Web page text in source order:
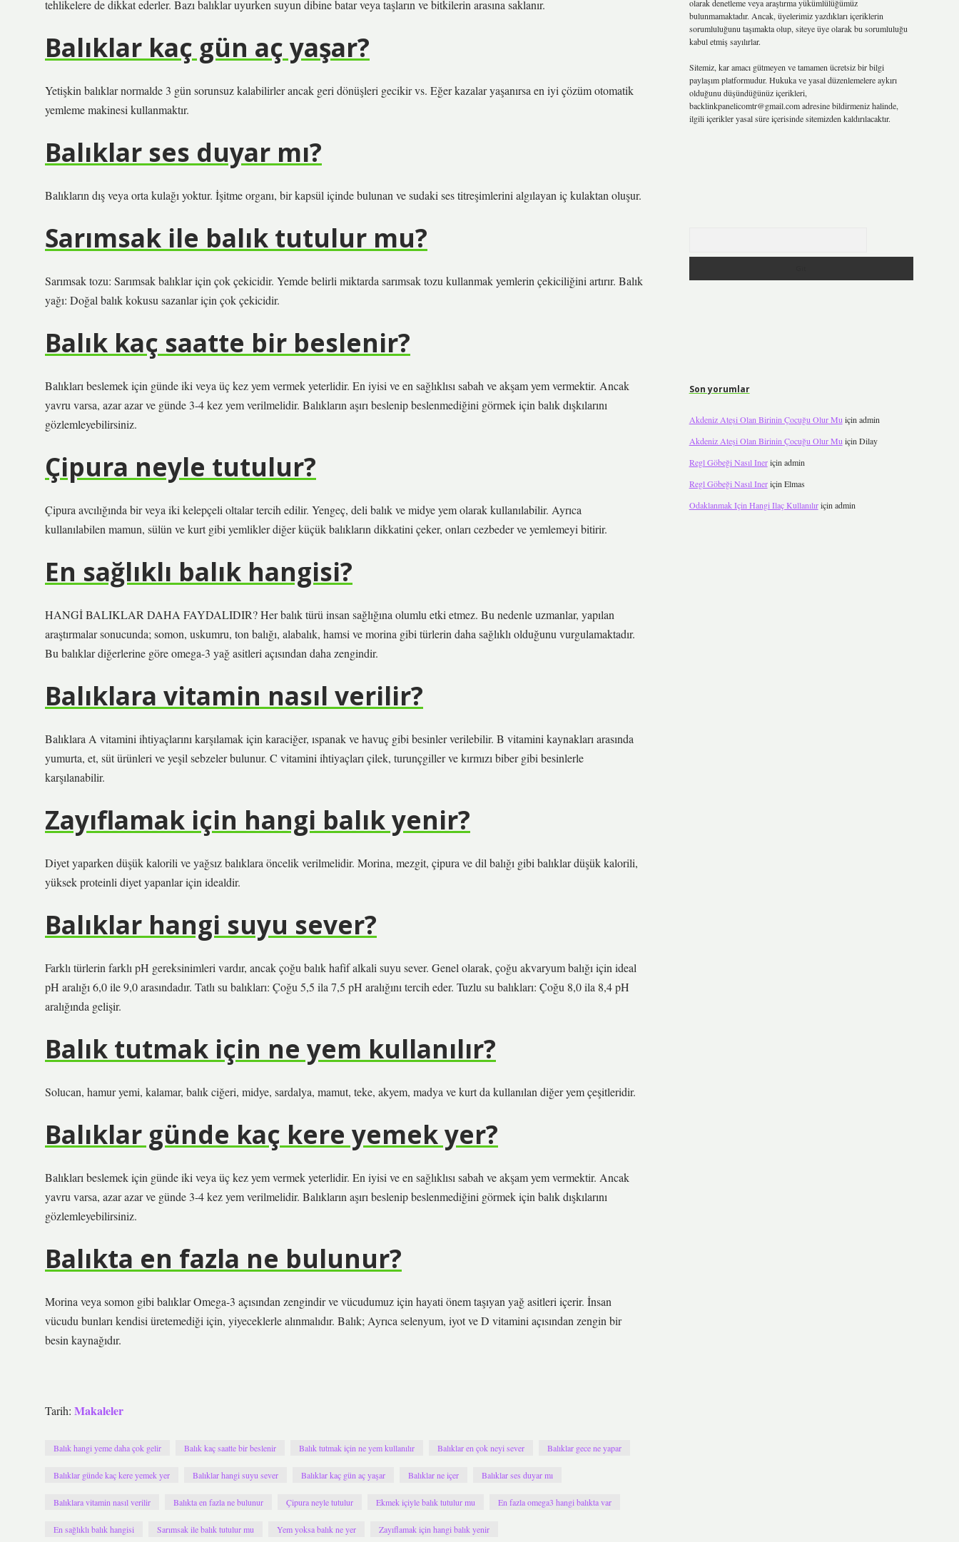
tehlikelere de dikkat ederler. Bazı balıklar uyurken suyun dibine batar veya taşların ve bitkilerin arasına saklanır.
Balıklar kaç gün aç yaşar?
Yetişkin balıklar normalde 3 gün sorunsuz kalabilirler ancak geri dönüşleri gecikir vs. Eğer kazalar yaşanırsa en iyi çözüm otomatik
yemleme makinesi kullanmaktır.
Balıklar ses duyar mı?
Balıkların dış veya orta kulağı yoktur. İşitme organı, bir kapsül içinde bulunan ve sudaki ses titreşimlerini algılayan iç kulaktan oluşur.
Sarımsak ile balık tutulur mu?
Sarımsak tozu: Sarımsak balıklar için çok çekicidir. Yemde belirli miktarda sarımsak tozu kullanmak yemlerin çekiciliğini artırır. Balık
yağı: Doğal balık kokusu sazanlar için çok çekicidir.
Balık kaç saatte bir beslenir?
Balıkları beslemek için günde iki veya üç kez yem vermek yeterlidir. En iyisi ve en sağlıklısı sabah ve akşam yem vermektir. Ancak
yavru varsa, azar azar ve günde 3-4 kez yem verilmelidir. Balıkların aşırı beslenip beslenmediğini görmek için balık dışkılarını
gözlemleyebilirsiniz.
Çipura neyle tutulur?
Çipura avcılığında bir veya iki kelepçeli oltalar tercih edilir. Yengeç, deli balık ve midye yem olarak kullanılabilir. Ayrıca
kullanılabilen mamun, sülün ve kurt gibi yemlikler diğer küçük balıkların dikkatini çeker, onları cezbeder ve yemlemeyi bitirir.
En sağlıklı balık hangisi?
HANGİ BALIKLAR DAHA FAYDALIDIR? Her balık türü insan sağlığına olumlu etki etmez. Bu nedenle uzmanlar, yapılan
araştırmalar sonucunda; somon, uskumru, ton balığı, alabalık, hamsi ve morina gibi türlerin daha sağlıklı olduğunu vurgulamaktadır.
Bu balıklar diğerlerine göre omega-3 yağ asitleri açısından daha zengindir.
Balıklara vitamin nasıl verilir?
Balıklara A vitamini ihtiyaçlarını karşılamak için karaciğer, ıspanak ve havuç gibi besinler verilebilir. B vitamini kaynakları arasında
yumurta, et, süt ürünleri ve yeşil sebzeler bulunur. C vitamini ihtiyaçları çilek, turunçgiller ve kırmızı biber gibi besinlerle
karşılanabilir.
Zayıflamak için hangi balık yenir?
Diyet yaparken düşük kalorili ve yağsız balıklara öncelik verilmelidir. Morina, mezgit, çipura ve dil balığı gibi balıklar düşük kalorili,
yüksek proteinli diyet yapanlar için idealdir.
Balıklar hangi suyu sever?
Farklı türlerin farklı pH gereksinimleri vardır, ancak çoğu balık hafif alkali suyu sever. Genel olarak, çoğu akvaryum balığı için ideal
pH aralığı 6,0 ile 9,0 arasındadır. Tatlı su balıkları: Çoğu 5,5 ila 7,5 pH aralığını tercih eder. Tuzlu su balıkları: Çoğu 8,0 ila 8,4 pH
aralığında gelişir.
Balık tutmak için ne yem kullanılır?
Solucan, hamur yemi, kalamar, balık ciğeri, midye, sardalya, mamut, teke, akyem, madya ve kurt da kullanılan diğer yem çeşitleridir.
Balıklar günde kaç kere yemek yer?
Balıkları beslemek için günde iki veya üç kez yem vermek yeterlidir. En iyisi ve en sağlıklısı sabah ve akşam yem vermektir. Ancak
yavru varsa, azar azar ve günde 3-4 kez yem verilmelidir. Balıkların aşırı beslenip beslenmediğini görmek için balık dışkılarını
gözlemleyebilirsiniz.
Balıkta en fazla ne bulunur?
Morina veya somon gibi balıklar Omega-3 açısından zengindir ve vücudumuz için hayati önem taşıyan yağ asitleri içerir. İnsan
vücudu bunları kendisi üretemediği için, yiyeceklerle alınmalıdır. Balık; Ayrıca selenyum, iyot ve D vitamini açısından zengin bir
besin kaynağıdır.
Tarih: Makaleler
Balık hangi yeme daha çok gelir Balık kaç saatte bir beslenir Balık tutmak için ne yem kullanılır Balıklar en çok neyi sever Balıklar gece ne yapar
Balıklar günde kaç kere yemek yer Balıklar hangi suyu sever Balıklar kaç gün aç yaşar Balıklar ne içer Balıklar ses duyar mı
Balıklara vitamin nasıl verilir Balıkta en fazla ne bulunur Çipura neyle tutulur Ekmek içiyle balık tutulur mu En fazla omega3 hangi balıkta var
En sağlıklı balık hangisi Sarımsak ile balık tutulur mu Yem yoksa balık ne yer Zayıflamak için hangi balık yenir
olarak denetleme veya araştırma yükümlülüğümüz
bulunmamaktadır. Ancak, üyelerimiz yazdıkları içeriklerin
sorumluluğunu taşımakta olup, siteye üye olarak bu sorumluluğu
kabul etmiş sayılırlar.
Sitemiz, kar amacı gütmeyen ve tamamen ücretsiz bir bilgi
paylaşım platformudur. Hukuka ve yasal düzenlemelere aykırı
olduğunu düşündüğünüz içerikleri,
backlinkpanelicomtr@gmail.comadresine bildirmeniz halinde,
ilgili içerikler yasal süre içerisinde sitemizden kaldırılacaktır.
Son yorumlar
Akdeniz Ateşi Olan Birinin Çocuğu Olur Mu için admin
Akdeniz Ateşi Olan Birinin Çocuğu Olur Mu için Dilay
Regl Göbeği Nasıl Ineriçin admin
Regl Göbeği Nasıl Ineriçin Elmas
Odaklanmak Için Hangi Ilaç Kullanılıriçin admin